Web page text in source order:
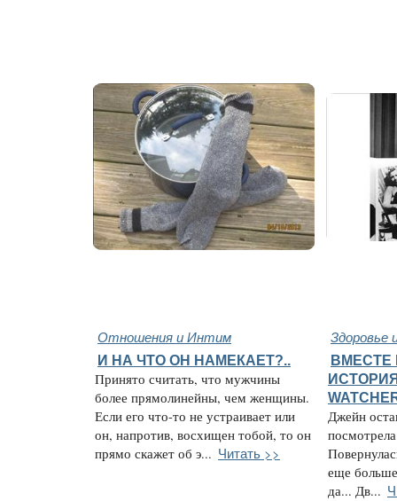
Отношения и Интим Здоровье
И НА ЧТО ОН НАМЕКАЕТ?..
Принято считать, что мужчины
более прямолинейны, чем женщины.
Если его что-то не устраивает или
он, напротив, восхищен тобой, то он
прямо скажет об э... Читать >>
ВМЕСТЕ
ИСТОРИЯ
Джейн
еще
да... Дв...